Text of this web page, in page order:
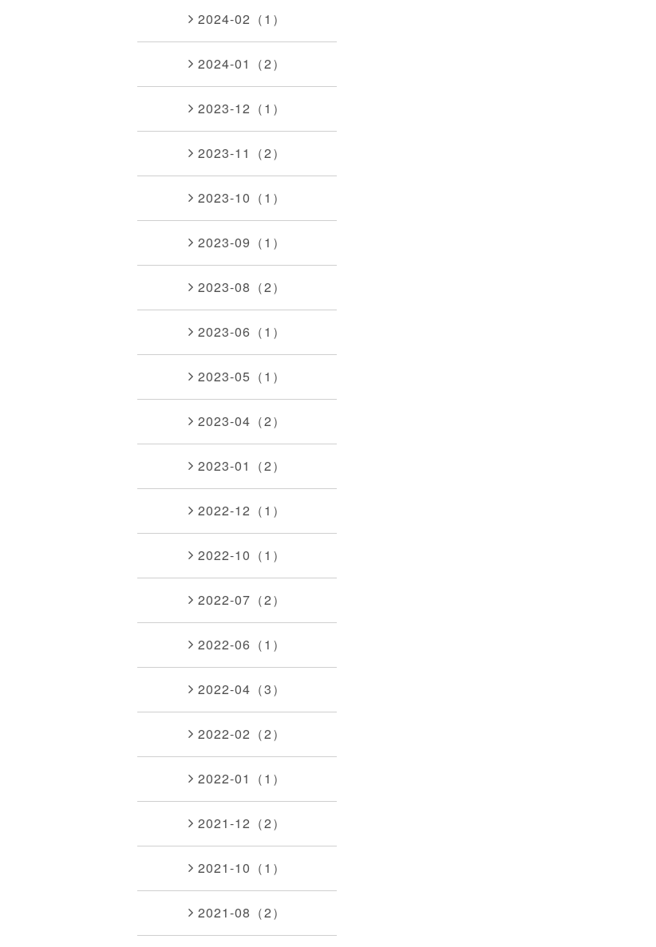
2024-02（1）
2024-01（2）
2023-12（1）
2023-11（2）
2023-10（1）
2023-09（1）
2023-08（2）
2023-06（1）
2023-05（1）
2023-04（2）
2023-01（2）
2022-12（1）
2022-10（1）
2022-07（2）
2022-06（1）
2022-04（3）
2022-02（2）
2022-01（1）
2021-12（2）
2021-10（1）
2021-08（2）